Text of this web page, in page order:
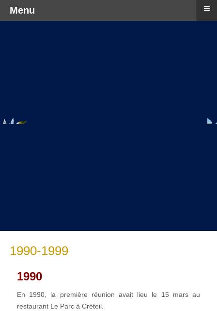
1990-1999
1990
En 1990, la première réunion avait lieu le 15 mars au
restaurant Le Parc à Créteil.
Menu ≡